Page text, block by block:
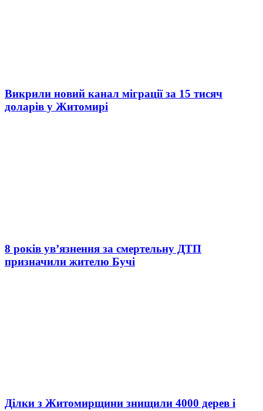
Викрили новий канал міграції за 15 тисяч
доларів у Житомирі
8 років ув’язнення за смертельну ДТП
призначили жителю Бучі
Ділки з Житомирщини знищили 4000 дерев і